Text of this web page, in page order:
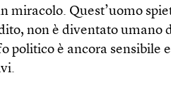
miracolo. Quest’uomo
non è diventato umano
politico è ancora sensibile